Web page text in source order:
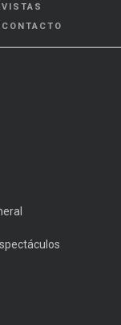
CONTACTO